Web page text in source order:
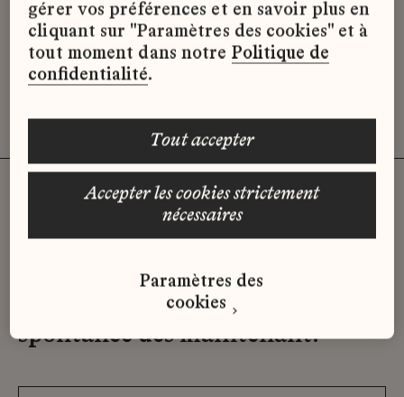
Désolé, il semble qu’il n’y ait pas
d’offres d’emploi disponibles pour le
moment.
Vous n'avez pas trouvé d'offre
qui correspond à votre profil ?
Envoyez-nous votre candidature
spontanée dès maintenant.
gérer vos préférences et en savoir plus en
cliquant sur "Paramètres des cookies" et à
tout moment dans notre Politique de
confidentialité.
accepter les cookies strictement
nécessaires
tout accepter
Paramètres des
cookies